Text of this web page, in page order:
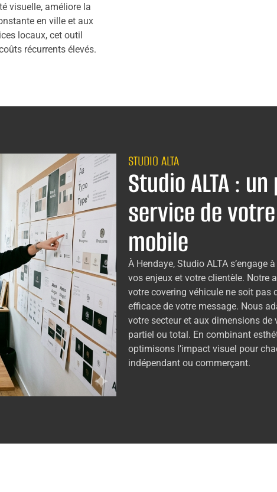
visuelle, améliore la
en ville et aux
locaux, cet outil
récurrents élevés.
STUDIO ALTA
Studio ALTA :
service de
mobile
À Hendaye, Studio ALTA s’engage
vos enjeux et votre clientèle. Notre
votre covering véhicule ne soit pas
efficace de votre message. Nous
votre secteur et aux dimensions de
partiel ou total. En combinant
optimisons l’impact visuel pour
indépendant ou commerçant.